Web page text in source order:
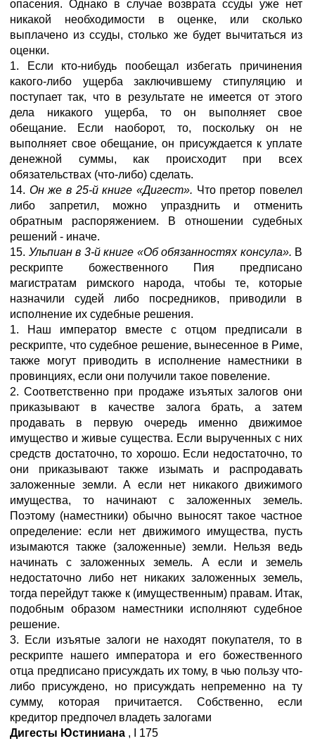
опасения. Однако в случае возврата ссуды уже нет
никакой необходимости в оценке, или сколько
выплачено из ссуды, столько же будет вычитаться из
оценки.
1. Если кто-нибудь пообещал избегать причинения
какого-либо ущерба заключившему стипуляцию и
поступает так, что в результате не имеется от этого
дела никакого ущерба, то он выполняет свое
обещание. Если наоборот, то, поскольку он не
выполняет свое обещание, он присуждается к уплате
денежной суммы, как происходит при всех
обязательствах (что-либо) сделать.
14. Он же в 25-й книге «Дигест». Что претор повелел
либо запретил, можно упразднить и отменить
обратным распоряжением. В отношении судебных
решений - иначе.
15. Ульпиан в 3-й книге «Об обязанностях консула». В
рескрипте божественного Пия предписано
магистратам римского народа, чтобы те, которые
назначили судей либо посредников, приводили в
исполнение их судебные решения.
1. Наш император вместе с отцом предписали в
рескрипте, что судебное решение, вынесенное в Риме,
также могут приводить в исполнение наместники в
провинциях, если они получили такое повеление.
2. Соответственно при продаже изъятых залогов они
приказывают в качестве залога брать, а затем
продавать в первую очередь именно движимое
имущество и живые существа. Если вырученных с них
средств достаточно, то хорошо. Если недостаточно, то
они приказывают также изымать и распродавать
заложенные земли. А если нет никакого движимого
имущества, то начинают с заложенных земель.
Поэтому (наместники) обычно выносят такое частное
определение: если нет движимого имущества, пусть
изымаются также (заложенные) земли. Нельзя ведь
начинать с заложенных земель. А если и земель
недостаточно либо нет никаких заложенных земель,
тогда перейдут также к (имущественным) правам. Итак,
подобным образом наместники исполняют судебное
решение.
3. Если изъятые залоги не находят покупателя, то в
рескрипте нашего императора и его божественного
отца предписано присуждать их тому, в чью пользу что-
либо присуждено, но присуждать непременно на ту
сумму, которая причитается. Собственно, если
кредитор предпочел владеть залогами
Дигесты Юстиниана ,
175